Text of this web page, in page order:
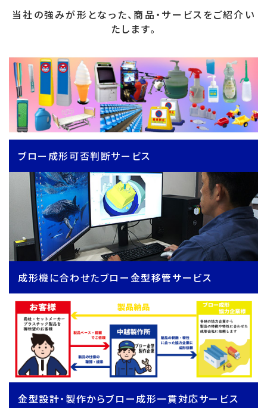
当社の強みが形となった、商品・サービスをご紹介い
たします。
ブロー成形可否判断サービス
成形機に合わせたブロー金型移管サービス
金型設計・製作からブロー成形一貫対応サービス